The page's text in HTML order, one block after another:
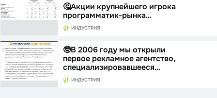
🤔Акции крупнейшего игрока
программатик-рынка…
ИНДУСТРИЯ
🤓В 2006 году мы открыли
первое рекламное агентство,
специализировавшееся…
ИНДУСТРИЯ